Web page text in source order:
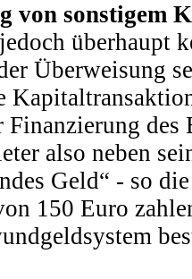
von sonstigem
überhaupt
Überweisung
des
also neben
Geld“ - so
150 Euro